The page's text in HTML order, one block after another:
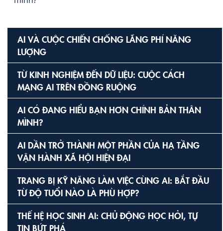
AI VÀ CUỘC CHIẾN CHỐNG LÃNG PHÍ NĂNG
LƯỢNG
TỪ KINH NGHIỆM ĐẾN DỮ LIỆU: CUỘC CÁCH
MẠNG AI TRÊN ĐỒNG RUỘNG
AI CÓ ĐANG HIỂU BẠN HƠN CHÍNH BẢN THÂN
MÌNH?
AI DẦN TRỞ THÀNH MỘT PHẦN CỦA HẠ TẦNG
VẬN HÀNH XÃ HỘI HIỆN ĐẠI
TRANG BỊ KỸ NĂNG LÀM VIỆC CÙNG AI: BẮT ĐẦU
TỪ ĐỘ TUỔI NÀO LÀ PHÙ HỢP?
THẾ HỆ HỌC SINH AI: CHỦ ĐỘNG HỌC HỎI, TỰ
TIN BỨT PHÁ